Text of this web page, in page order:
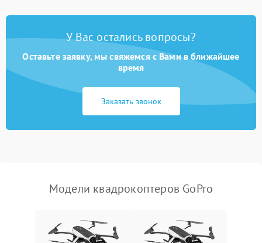
У Вас остались вопросы?
Оставьте заявку, мы свяжемся с Вами в ближайшее
время
Заказать звонок
Модели квадрокоптеров GoPro